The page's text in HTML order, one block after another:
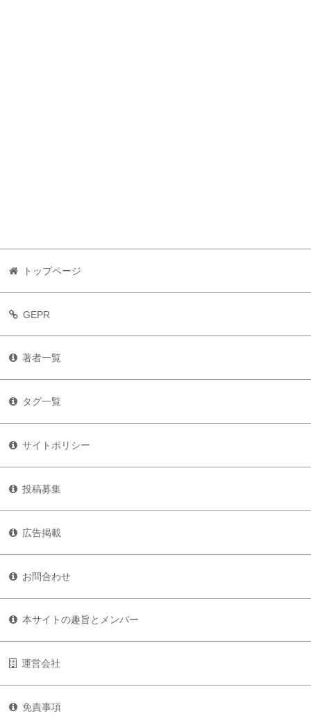
トップページ
GEPR
著者一覧
タグ一覧
サイトポリシー
投稿募集
広告掲載
お問合わせ
本サイトの趣旨とメンバー
運営会社
免責事項